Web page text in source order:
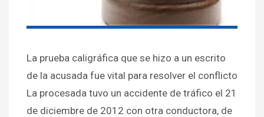
La prueba caligráfica que se hizo a un escrito
de la acusada fue vital para resolver el conflicto
La procesada tuvo un accidente de tráfico el 21
de diciembre de 2012 con otra conductora, de